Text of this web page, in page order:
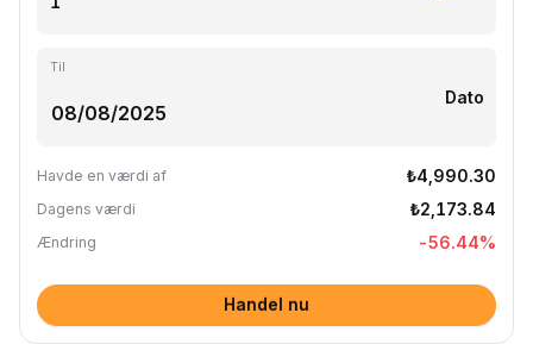
Til
Dato
Havde en værdi af ₺4,990.30
Dagens værdi ₺2,173.84
Ændring -56.44%
Handel nu